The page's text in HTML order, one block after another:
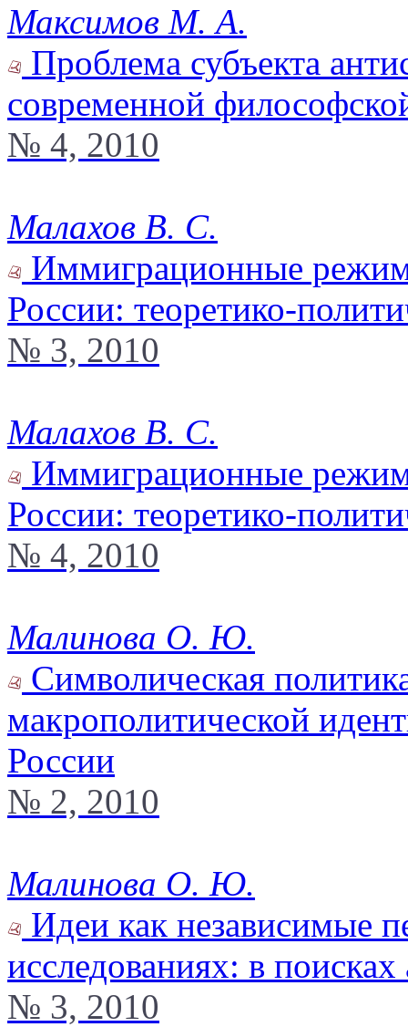
Максимов М. А.
Проблема субъекта
современной
№ 4, 2010
Малахов В. С.
Иммиграционные
России: теоретико-
№ 3, 2010
Малахов В. С.
Иммиграционные
России: теоретико-
№ 4, 2010
Малинова О. Ю.
Символическая
макрополитической
России
№ 2, 2010
Малинова О. Ю.
Идеи как независимые
исследованиях: в
№ 3, 2010